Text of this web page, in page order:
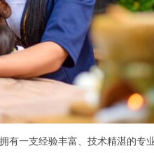
一支经验丰富、技术精湛的专